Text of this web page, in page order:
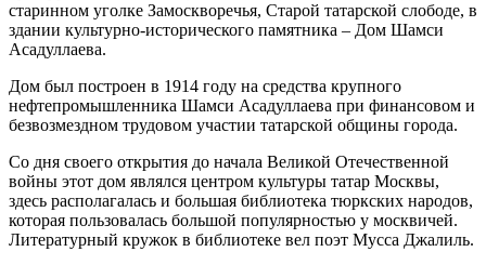
старинном уголке Замоскворечья, Старой татарской слободе, в
здании культурно-исторического памятника – Дом Шамси
Асадуллаева.
Дом был построен в 1914 году на средства крупного
нефтепромышленника Шамси Асадуллаева при финансовом и
безвозмездном трудовом участии татарской общины города.
Со дня своего открытия до начала Великой Отечественной
войны этот дом являлся центром культуры татар Москвы,
здесь располагалась и большая библиотека тюркских народов,
которая пользовалась большой популярностью у москвичей.
Литературный кружок в библиотеке вел поэт Мусса Джалиль.